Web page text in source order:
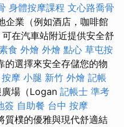
身體按摩課程 文心路喬骨
企業（例如酒店，咖啡館
在汽車站附近提供安全舒
食 外燴 外燴 點心 草屯按
的選擇來安全存儲您的物
按摩 小腿 新竹 外燴 記帳
場（Logan 記帳士 準考
簽 自助餐 台中 按摩
質樸的優雅與現代舒適結